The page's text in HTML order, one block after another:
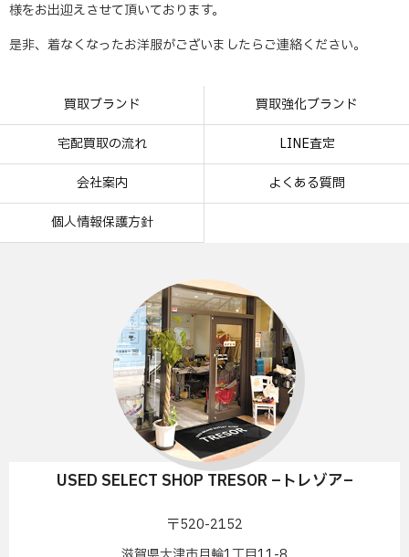
様をお出迎えさせて頂いております。
是非、着なくなったお洋服がございましたらご連絡ください。
買取ブランド 買取強化ブランド
宅配買取の流れ LINE査定
会社案内 よくある質問
個人情報保護方針
USED SELECT SHOP TRESOR –トレゾア–
〒520-2152